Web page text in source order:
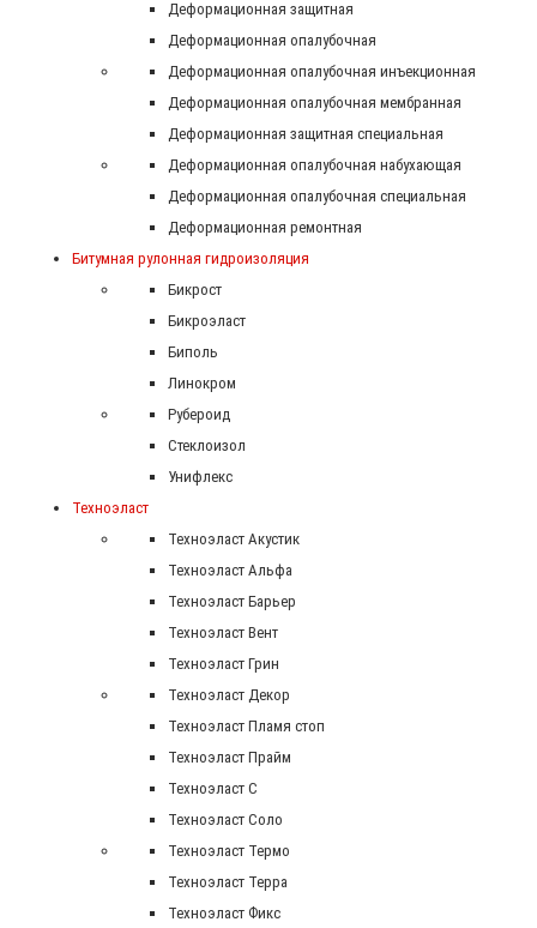
Деформационная защитная
Деформационная опалубочная
Деформационная опалубочная инъекционная
Деформационная опалубочная мембранная
Деформационная защитная специальная
Деформационная опалубочная набухающая
Деформационная опалубочная специальная
Деформационная ремонтная
Битумная рулонная гидроизоляция
Бикрост
Бикроэласт
Биполь
Линокром
Рубероид
Стеклоизол
Унифлекс
Техноэласт
Техноэласт Акустик
Техноэласт Альфа
Техноэласт Барьер
Техноэласт Вент
Техноэласт Грин
Техноэласт Декор
Техноэласт Пламя стоп
Техноэласт Прайм
Техноэласт С
Техноэласт Соло
Техноэласт Термо
Техноэласт Терра
Техноэласт Фикс